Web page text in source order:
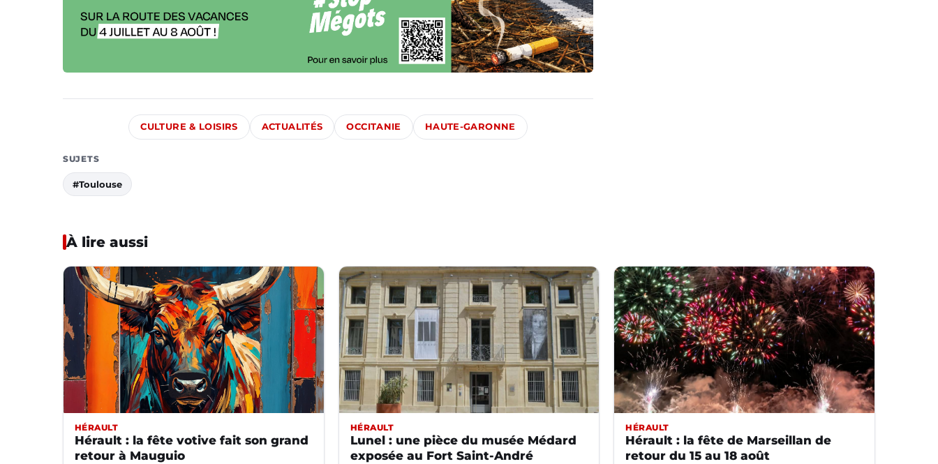
CULTURE & LOISIRS ACTUALITÉS OCCITANIE HAUTE-GARONNE
SUJETS
#Toulouse
À lire aussi
HÉRAULT
Hérault : la fête votive fait son grand
retour à Mauguio
HÉRAULT
Lunel : une pièce du musée Médard
exposée au Fort Saint-André
HÉRAULT
Hérault : la fête de Marseillan de
retour du 15 au 18 août